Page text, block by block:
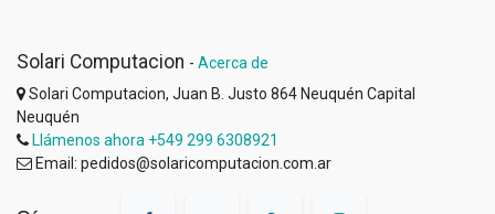
Solari Computacion - Acerca de
Solari Computacion, Juan B. Justo 864 Neuquén Capital
Neuquén
Llámenos ahora +549 299 6308921
Email: pedidos@solaricomputacion.com.ar